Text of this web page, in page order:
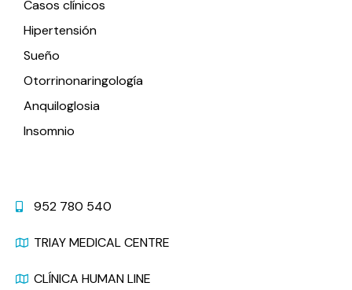
Casos clínicos
Hipertensión
Sueño
Otorrinonaringología
Anquiloglosia
Insomnio
952 780 540
TRIAY MEDICAL CENTRE
CLÍNICA HUMAN LINE